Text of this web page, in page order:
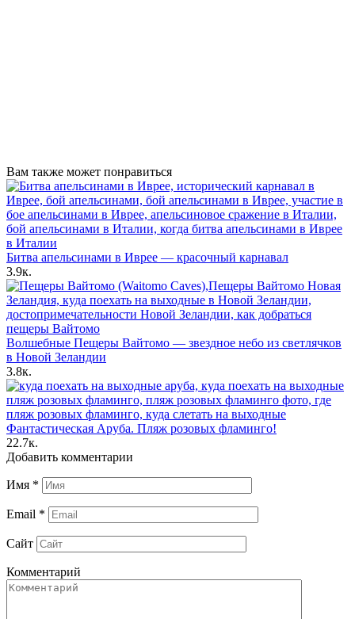
Вам также может понравиться
Битва апельсинами в Иврее — красочный карнавал
3.9к.
Волшебные Пещеры Вайтомо — звездное небо из светлячков
в Новой Зеландии
3.8к.
Фантастическая Аруба. Пляж розовых фламинго!
22.7к.
Добавить комментарии
Имя *
Email *
Сайт
Комментарий